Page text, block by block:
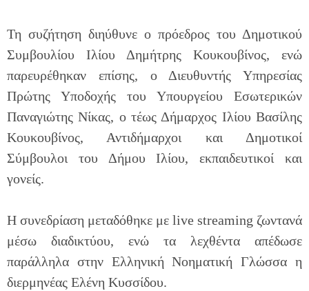
Τη συζήτηση διηύθυνε ο πρόεδρος του Δημοτικού
Συμβουλίου Ιλίου Δημήτρης Κουκουβίνος, ενώ
παρευρέθηκαν επίσης, ο Διευθυντής Υπηρεσίας
Πρώτης Υποδοχής του Υπουργείου Εσωτερικών
Παναγιώτης Νίκας, ο τέως Δήμαρχος Ιλίου Βασίλης
Κουκουβίνος, Αντιδήμαρχοι και Δημοτικοί
Σύμβουλοι του Δήμου Ιλίου, εκπαιδευτικοί και
γονείς.
Η συνεδρίαση μεταδόθηκε με live streaming ζωντανά
μέσω διαδικτύου, ενώ τα λεχθέντα απέδωσε
παράλληλα στην Ελληνική Νοηματική Γλώσσα η
διερμηνέας Ελένη Κυσσίδου.